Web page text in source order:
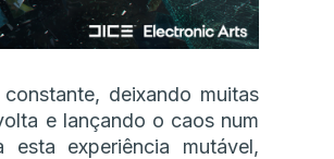
deixando muitas
e lançando o caos num
experiência mutável,